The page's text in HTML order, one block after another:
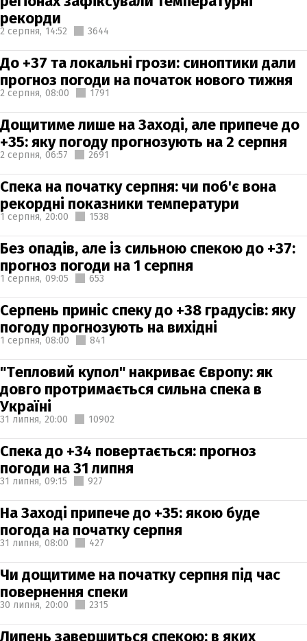
рекорди
2 серпня, 14:52 3644
До +37 та локальні грози: синоптики дали
прогноз погоди на початок нового тижня
2 серпня, 08:00 1791
Дощитиме лише на Заході, але припече до
+35: яку погоду прогнозують на 2 серпня
2 серпня, 06:57 2691
Спека на початку серпня: чи поб'є вона
рекордні показники температури
1 серпня, 20:00 1538
Без опадів, але із сильною спекою до +37:
прогноз погоди на 1 серпня
1 серпня, 09:05 653
Серпень приніс спеку до +38 градусів: яку
погоду прогнозують на вихідні
1 серпня, 08:00 841
"Тепловий купол" накриває Європу: як
довго протримається сильна спека в
Україні
31 липня, 20:00 10902
Спека до +34 повертається: прогноз
погоди на 31 липня
31 липня, 09:15 927
На Заході припече до +35: якою буде
погода на початку серпня
31 липня, 08:00 427
Чи дощитиме на початку серпня під час
повернення спеки
30 липня, 20:00 2315
Липень завершиться спекою: в яких